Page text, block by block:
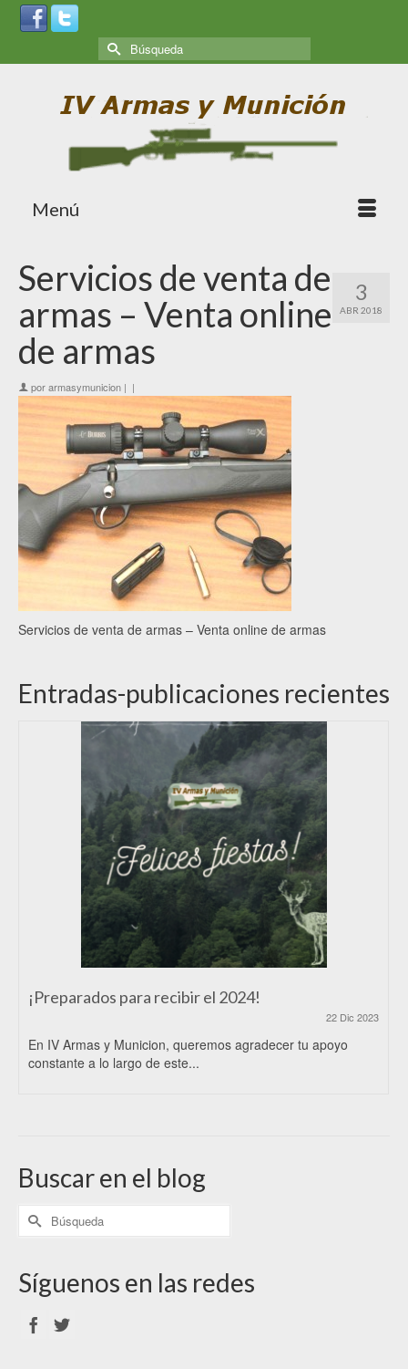
Menú
3
ABR 2018
Servicios de venta de
armas – Venta online
de armas
porarmasymunicion | |
Servicios de venta de armas – Venta online de armas
Entradas-publicaciones recientes
¡Preparados para recibir el 2024!
22 Dic 2023
En IV Armas y Municion, queremos agradecer tu apoyo
constante a lo largo de este...
Buscar en el blog
Síguenos en las redes